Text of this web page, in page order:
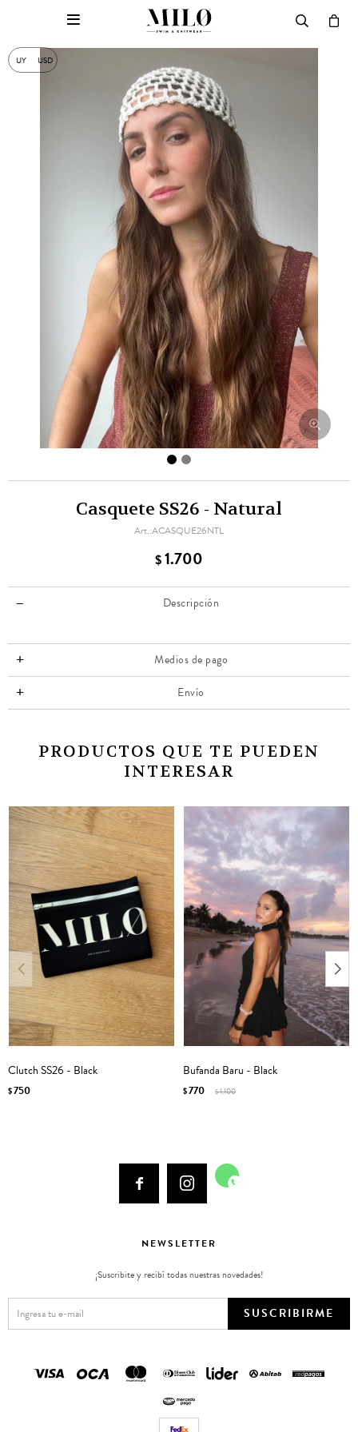
UY USD

Casquete SS26 - Natural
ACASQUE26NTL
$1.700
Descripción
Medios de pago
Envío
PRODUCTOS QUE TE PUEDEN
INTERESAR
Clutch SS26 - Black
$750
Bufanda Baru - Black
$770 $1.100
  
NEWSLETTER
¡Suscribite y recibí todas nuestras novedades!
SUSCRIBIRME